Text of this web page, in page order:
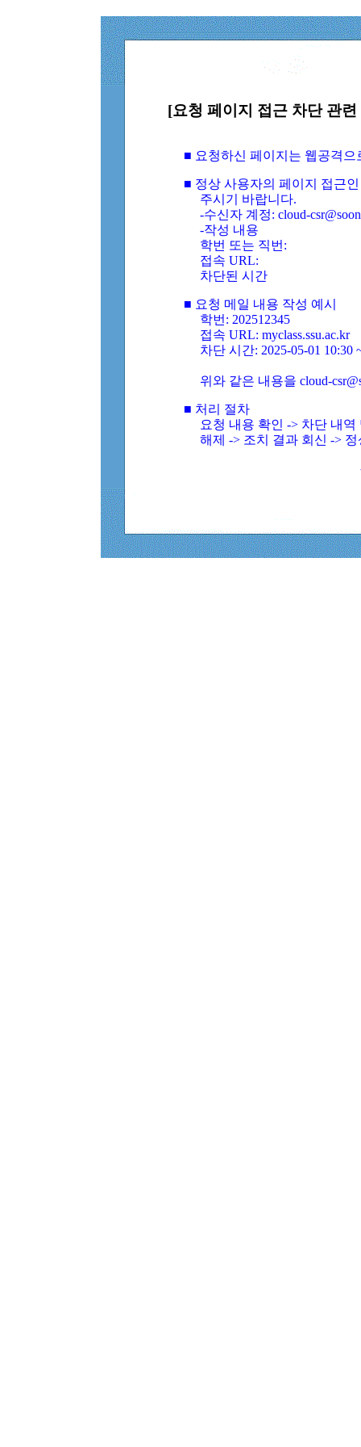
[요청 페이지 접근 차단 관
■ 요청하신 페이지는 웹공격
■ 정상 사용자의 페이지 접근
주시기 바랍니다.
-수신자 계정: cloud-
-작성 내용
학번 또는 직번:
접속 URL:
차단된 시간
■ 요청 메일 내용 작성 예시
학번: 202512345
접속 URL: myclass.ssu.ac.kr
차단 시간: 2025-05-01 10:30
위와 같은 내용을 cloud-
■ 처리 절차
요청 내용 확인 -> 차단 내
해제 -> 조치 결과 회신 ->